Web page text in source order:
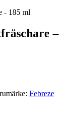
–
Febreze